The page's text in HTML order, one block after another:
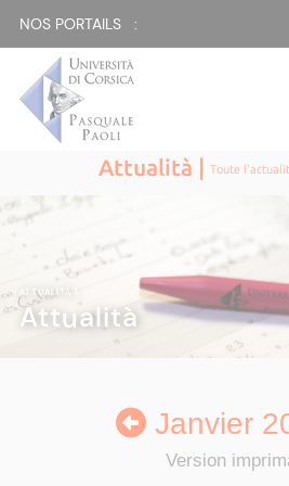
NOS PORTAILS :
Attualità |Toute
ATTUALITÀ
Attualità
Janvier
Version